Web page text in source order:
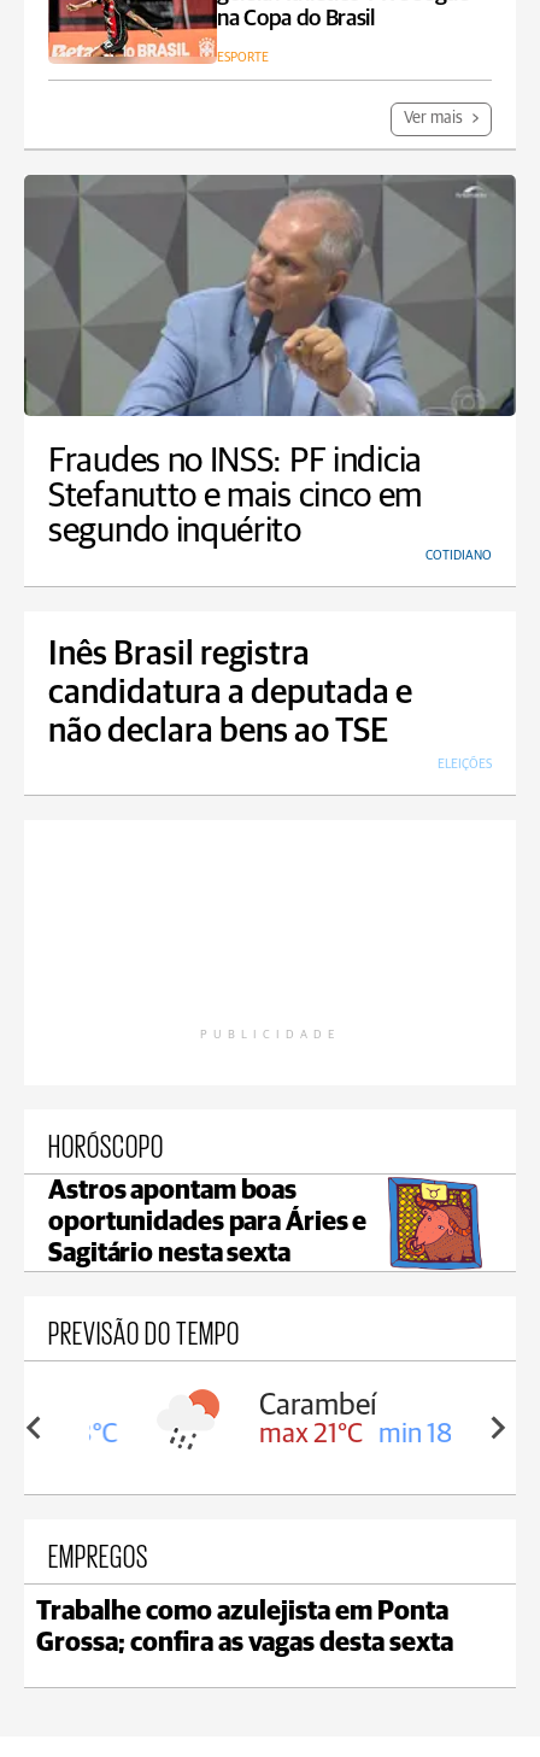
na Copa do Brasil
ESPORTE
Ver mais
Fraudes no INSS: PF indicia
Stefanutto e mais cinco em
segundo inquérito
COTIDIANO
Inês Brasil registra
candidatura a deputada e
não declara bens ao TSE
ELEIÇÕES
PUBLICIDADE
HORÓSCOPO
Astros apontam boas
oportunidades para Áries e
Sagitário nesta sexta
PREVISÃO DO TEMPO
18°C
Carambeí
max 21°C min 18°C
EMPREGOS
Trabalhe como azulejista em Ponta
Grossa; confira as vagas desta sexta